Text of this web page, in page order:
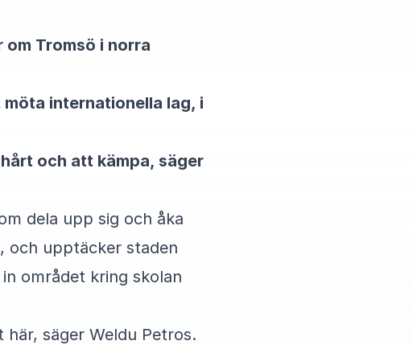
om Tromsö i norra
internationella lag, i
och att kämpa, säger
dela upp sig och åka
och upptäcker staden
området kring skolan
säger Weldu Petros.